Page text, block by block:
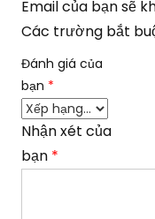
Email của bạn sẽ
Các trường bắt
Đánh giá của
bạn *
Nhận xét của
bạn *